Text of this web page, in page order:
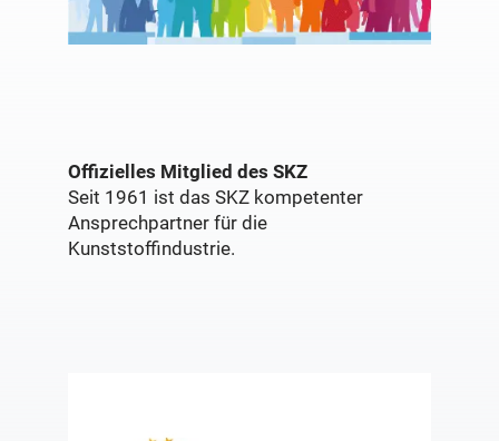
Offizielles Mitglied des SKZ
Seit 1961 ist das SKZ kompetenter
Ansprechpartner für die
Kunststoffindustrie.